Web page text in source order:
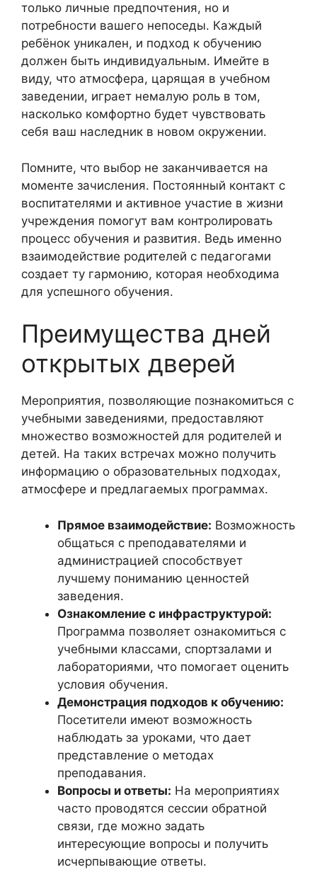
только личные предпочтения, но и
потребности вашего непоседы. Каждый
ребёнок уникален, и подход к обучению
должен быть индивидуальным. Имейте в
виду, что атмосфера, царящая в учебном
заведении, играет немалую роль в том,
насколько комфортно будет чувствовать
себя ваш наследник в новом окружении.
Помните, что выбор не заканчивается на
моменте зачисления. Постоянный контакт с
воспитателями и активное участие в жизни
учреждения помогут вам контролировать
процесс обучения и развития. Ведь именно
взаимодействие родителей с педагогами
создает ту гармонию, которая необходима
для успешного обучения.
Преимущества дней
открытых дверей
Мероприятия, позволяющие познакомиться с
учебными заведениями, предоставляют
множество возможностей для родителей и
детей. На таких встречах можно получить
информацию о образовательных подходах,
атмосфере и предлагаемых программах.
Прямое взаимодействие: Возможность
общаться с преподавателями и
администрацией способствует
лучшему пониманию ценностей
заведения.
Ознакомление с инфраструктурой:
Программа позволяет ознакомиться с
учебными классами, спортзалами и
лабораториями, что помогает оценить
условия обучения.
Демонстрация подходов к обучению:
Посетители имеют возможность
наблюдать за уроками, что дает
представление о методах
преподавания.
Вопросы и ответы: На мероприятиях
часто проводятся сессии обратной
связи, где можно задать
интересующие вопросы и получить
исчерпывающие ответы.